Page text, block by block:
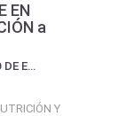
EN
a
RED EDUCATIVA IDES INSTITUTO DE ESTUDIOS SOCIALES DE BUENOS AIRES
Y